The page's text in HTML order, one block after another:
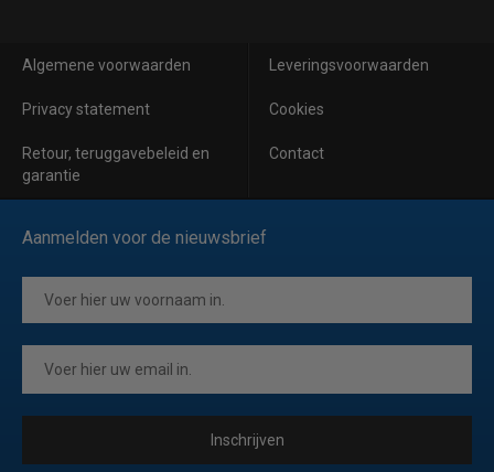
Algemene voorwaarden Leveringsvoorwaarden
Privacy statement Cookies
Retour, teruggavebeleid en
garantie
Contact
Aanmelden voor de nieuwsbrief
Inschrijven